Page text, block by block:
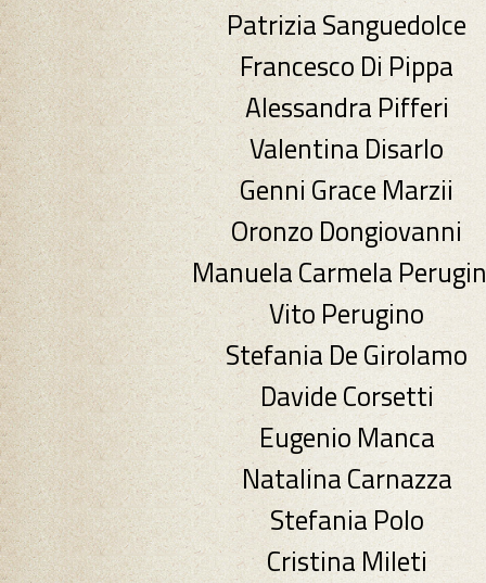
Patrizia Sanguedolce
Francesco Di Pippa
Alessandra Pifferi
Valentina Disarlo
Genni Grace Marzii
Oronzo Dongiovanni
Manuela Carmela
Vito Perugino
Stefania De Girolamo
Davide Corsetti
Eugenio Manca
Natalina Carnazza
Stefania Polo
Cristina Mileti